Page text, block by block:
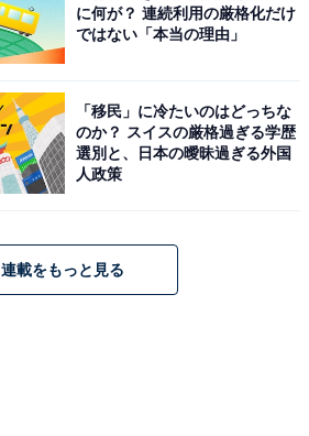
に何が？ 連続利用の厳格化だけ
ではない「本当の理由」
「移民」に冷たいのはどっちな
のか？ スイスの厳格過ぎる学歴
選別と、日本の曖昧過ぎる外国
人政策
連載をもっと見る